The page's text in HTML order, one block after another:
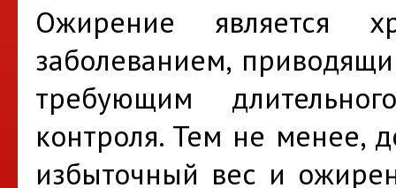
Ожирение является
заболеванием,
требующим
контроля. Тем не менее,
избыточный вес и